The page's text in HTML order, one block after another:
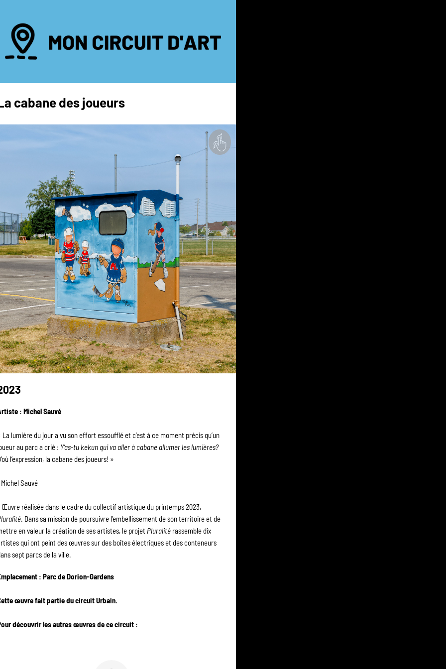
cabane des joueurs
: Michel Sauvé
La lumière du jour a vu son effort essoufflé et c’est à ce moment précis qu’un
au parc a crié : Y’as-tu kekun qui va aller à cabane allumer les lumières?
l’expression, la cabane des joueurs! »
Sauvé
. Dans sa mission de poursuivre l’embellissement de son territoire et de
en valeur la création de ses artistes, le projet Pluralité rassemble dix
qui ont peint des œuvres sur des boîtes électriques et des conteneurs
sept parcs de la ville.
: Parc de Dorion-Gardens
œuvre fait partie du circuit Urbain.
découvrir les autres œuvres de ce circuit :